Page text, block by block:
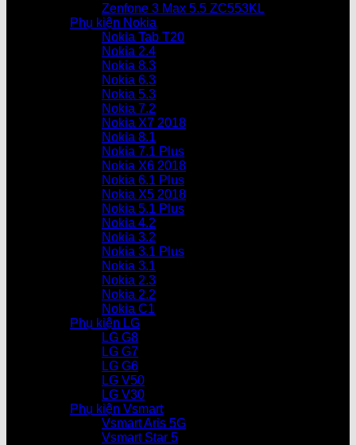
Zenfone 3 Max 5.5 ZC553KL
Phụ kiện Nokia
Nokia Tab T20
Nokia 2.4
Nokia 8.3
Nokia 6.3
Nokia 5.3
Nokia 7.2
Nokia X7 2018
Nokia 8.1
Nokia 7.1 Plus
Nokia X6 2018
Nokia 6.1 Plus
Nokia X5 2018
Nokia 5.1 Plus
Nokia 4.2
Nokia 3.2
Nokia 3.1 Plus
Nokia 3.1
Nokia 2.3
Nokia 2.2
Nokia C1
Phụ kiện LG
LG G8
LG G7
LG G6
LG V50
LG V30
Phụ kiện Vsmart
Vsmart Aris 5G
Vsmart Star 5